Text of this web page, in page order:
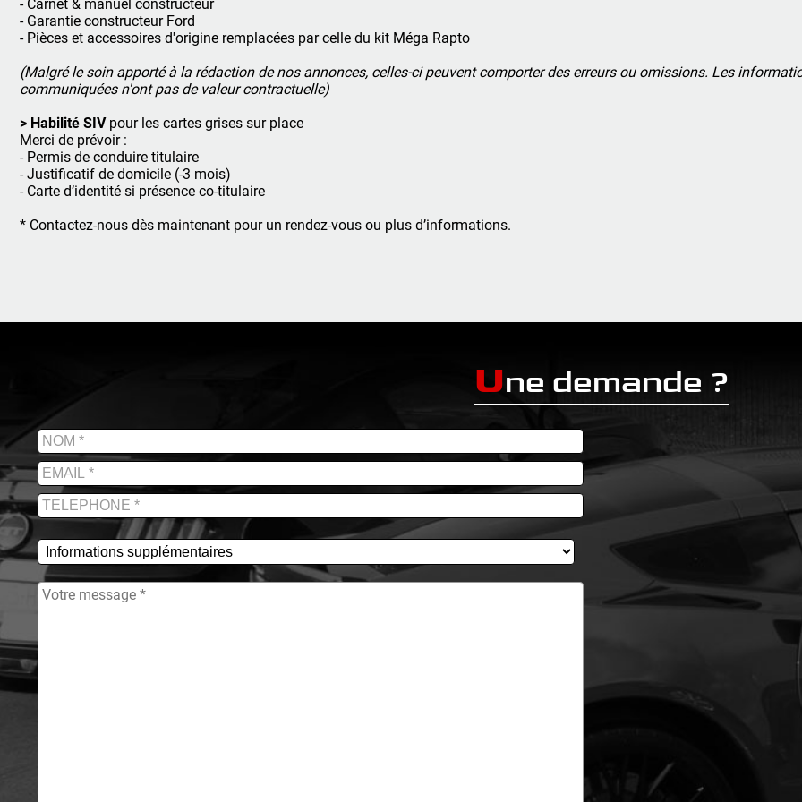
- Carnet & manuel constructeur
- Garantie constructeur Ford
- Pièces et accessoires d'origine remplacées par celle du kit Méga Rapto
(Malgré le soin apporté à la rédaction de nos annonces, celles-ci peuvent comporter des erreurs ou omissions. Les
communiquées n'ont pas de valeur contractuelle)
> Habilité SIVpour les cartes grises sur place
Merci de prévoir :
- Permis de conduire titulaire
- Justificatif de domicile (-3 mois)
- Carte d’identité si présence co-titulaire
* Contactez-nous dès maintenant pour un rendez-vous ou plus d’informations.
Une demande ?